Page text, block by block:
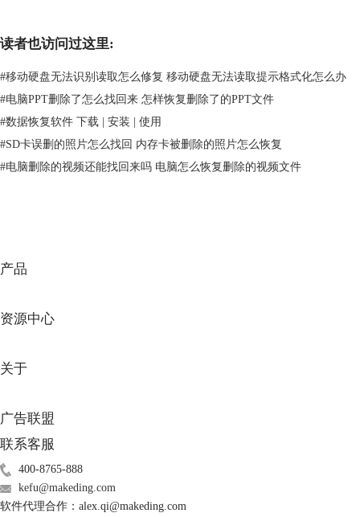
新磁盘会自动弹出“初始化磁盘”的选项，按提示操作即可。
如果电脑硬盘上的数据突然消失不见，或者因为我们的误操作删除，都可
EasyRcovery软件是一款好用的
还是光盘中，它都可以通过扫描寻找能够恢复的数据。同时，这款软件对
小白非常友好，它的操作界面简洁明了，操作方法十分简单，下面我们一
起来看一下操作步骤。
1. 打开这款软件之后，我们勾选页面中的“所有数据”，如果你只需要恢复
读者也访问过这里:
#移动硬盘无法识别读取怎么修复 移动硬盘无法读取提示格式化怎么办
#电脑PPT删除了怎么找回来 怎样恢复删除了的PPT文件
#数据恢复软件 下载 | 安装 | 使用
#SD卡误删的照片怎么找回 内存卡被删除的照片怎么恢复
#电脑删除的视频还能找回来吗 电脑怎么恢复删除的视频文件
产品
资源中心
关于
广告联盟
联系客服
400-8765-888
kefu@makeding.com
软件代理合作：alex.qi@makeding.com